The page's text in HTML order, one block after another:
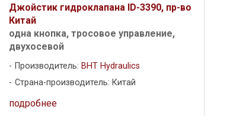
Джойстик гидроклапана ID-3390, пр-во
Китай
одна кнопка, тросовое управление,
двухосевой
Производитель: BHT Hydraulics
Страна-производитель: Китай
подробнее